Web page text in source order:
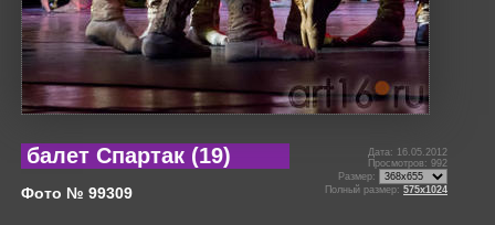
балет Спартак (19)
Фото № 99309
Дата: 16.05.2012
Просмотров: 992
Размер:
Полный размер: 575x1024